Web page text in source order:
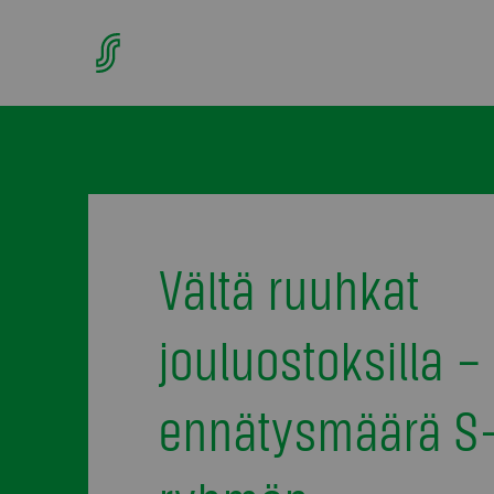
Vältä ruuhkat
jouluostoksilla –
ennätysmäärä